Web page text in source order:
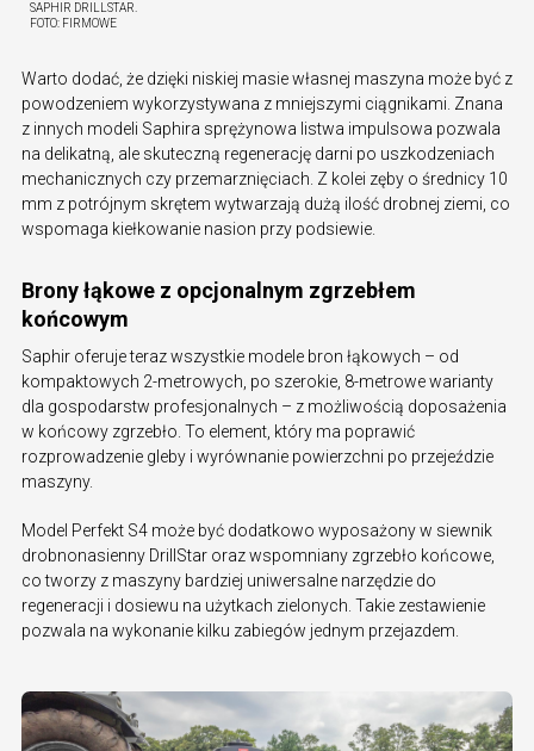
SAPHIR DRILLSTAR.
FOTO: FIRMOWE
Warto dodać, że dzięki niskiej masie własnej maszyna może być z
powodzeniem wykorzystywana z mniejszymi ciągnikami. Znana
z innych modeli Saphira sprężynowa listwa impulsowa pozwala
na delikatną, ale skuteczną regenerację darni po uszkodzeniach
mechanicznych czy przemarznięciach. Z kolei zęby o średnicy 10
mm z potrójnym skrętem wytwarzają dużą ilość drobnej ziemi, co
wspomaga kiełkowanie nasion przy podsiewie.
Brony łąkowe z opcjonalnym zgrzebłem
końcowym
Saphir oferuje teraz wszystkie modele bron łąkowych – od
kompaktowych 2-metrowych, po szerokie, 8-metrowe warianty
dla gospodarstw profesjonalnych – z możliwością doposażenia
w końcowy zgrzebło. To element, który ma poprawić
rozprowadzenie gleby i wyrównanie powierzchni po przejeździe
maszyny.
Model Perfekt S4 może być dodatkowo wyposażony w siewnik
drobnonasienny DrillStar oraz wspomniany zgrzebło końcowe,
co tworzy z maszyny bardziej uniwersalne narzędzie do
regeneracji i dosiewu na użytkach zielonych. Takie zestawienie
pozwala na wykonanie kilku zabiegów jednym przejazdem.